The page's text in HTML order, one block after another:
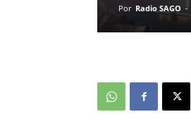
Por Radio SAGO -